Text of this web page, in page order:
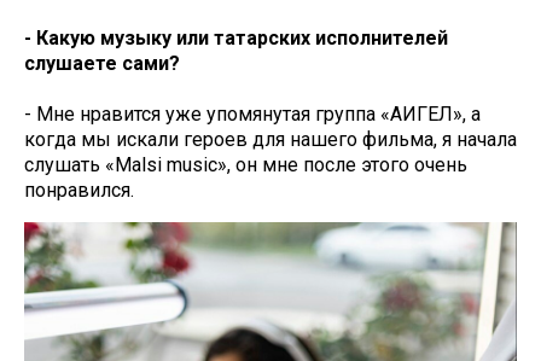
- Какую музыку или татарских исполнителей
слушаете сами?
- Мне нравится уже упомянутая группа «АИГЕЛ», а
когда мы искали героев для нашего фильма, я начала
слушать «Malsi music», он мне после этого очень
понравился.